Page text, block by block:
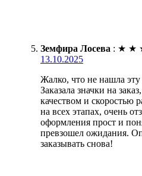
Земфира Лосева : ★ ★
13.10.2025
Жалко, что не нашла
Заказала значки на
качеством и скоростью
на всех этапах, очень
оформления прост и
превзошел ожидания.
заказывать снова!